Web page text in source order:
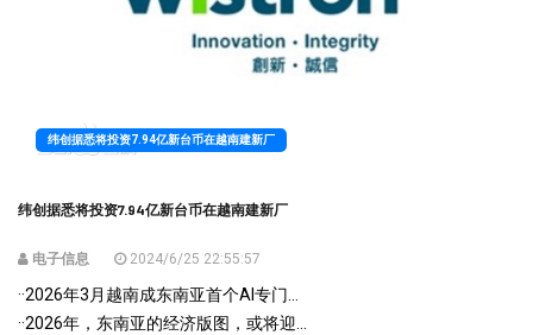
纬创据悉将投资7.94亿新台币在越南建新厂
纬创据悉将投资7.94亿新台币在越南建新厂
电子信息 2024/6/25 22:55:57
··2026年3月越南成东南亚首个AI专门...
··2026年，东南亚的经济版图，或将迎...